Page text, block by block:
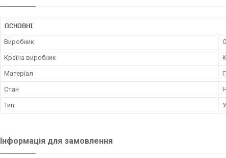
ОСНОВНІ
Виробник
Країна виробник
Матеріал
Стан
Тип
Інформація для замовлення